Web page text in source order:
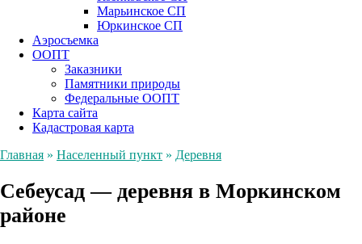
Марьинское СП
Юркинское СП
Аэросъемка
ООПТ
Заказники
Памятники природы
Федеральные ООПТ
Карта сайта
Кадастровая карта
Главная » Населенный пункт » Деревня
Себеусад — деревня в Моркинском
районе